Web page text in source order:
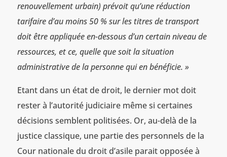
renouvellement urbain) prévoit qu’une réduction
tarifaire d’au moins 50 % sur les titres de transport
doit être appliquée en-dessous d’un certain niveau de
ressources, et ce, quelle que soit la situation
administrative de la personne qui en bénéficie. »
Etant dans un état de droit, le dernier mot doit
rester à l’autorité judiciaire même si certaines
décisions semblent politisées. Or, au-delà de la
justice classique, une partie des personnels de la
Cour nationale du droit d’asile parait opposée à